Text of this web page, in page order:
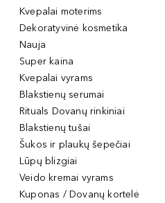
Kvepalai moterims
Dekoratyvinė kosmetika
Nauja
Super kaina
Kvepalai vyrams
Blakstienų serumai
Rituals Dovanų rinkiniai
Blakstienų tušai
Šukos ir plaukų šepečiai
Lūpų blizgiai
Veido kremai vyrams
Kuponas / Dovanų kortelė